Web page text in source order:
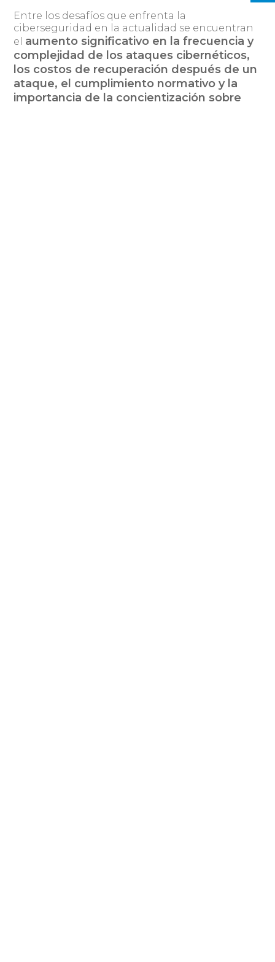
Entre los desafíos que enfrenta la
ciberseguridad en la actualidad se encuentran
el aumento significativo en la frecuencia y
complejidad de los ataques cibernéticos,
los costos de recuperación después de un
ataque, el cumplimiento normativo y la
importancia de la concientización sobre